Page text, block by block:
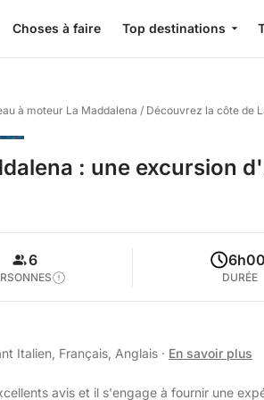
Choses à faire Top destinations
à moteur La Maddalena / Découvrez la côte de
: une excursion
6 6h00
DURÉE
Italien, Français, Anglais · En savoir plus
avis et il s'engage à fournir une